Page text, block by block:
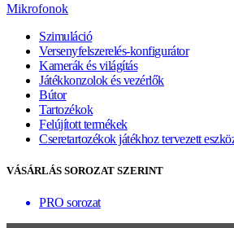
Mikrofonok
Szimuláció
Versenyfelszerelés-konfigurátor
Kamerák és világítás
Játékkonzolok és vezérlők
Bútor
Tartozékok
Felújított termékek
Cseretartozékok játékhoz tervezett
VÁSÁRLÁS SOROZAT SZERINT
PRO sorozat